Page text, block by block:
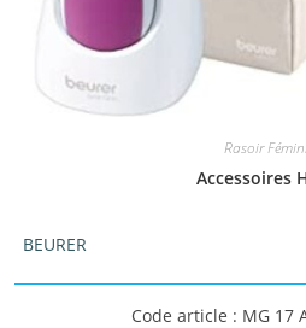
Rasoir
Accessoires
BEURER
Code article : MG 17